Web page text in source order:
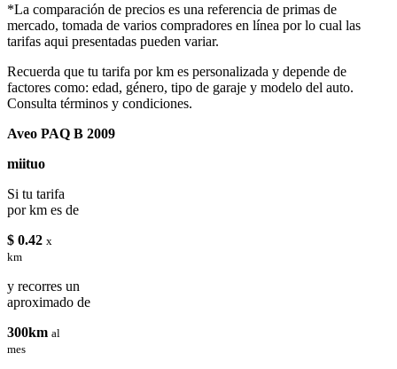
*La comparación de precios es una referencia de primas de
mercado, tomada de varios compradores en línea por lo cual las
tarifas aqui presentadas pueden variar.
Recuerda que tu tarifa por km es personalizada y depende de
factores como: edad, género, tipo de garaje y modelo del auto.
Consulta términos y condiciones.
Aveo PAQ B 2009
miituo
Si tu tarifa
por km es de
$ 0.42 x
km
y recorres un
aproximado de
300km al
mes